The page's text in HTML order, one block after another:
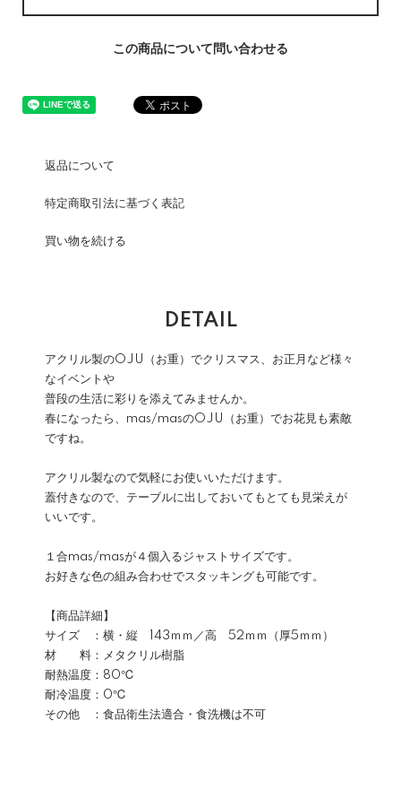
この商品について問い合わせる
返品について
特定商取引法に基づく表記
買い物を続ける
DETAIL
アクリル製のOJU（お重）でクリスマス、お正月など様々
なイベントや
普段の生活に彩りを添えてみませんか。
春になったら、mas/masのOJU（お重）でお花見も素敵
ですね。
アクリル製なので気軽にお使いいただけます。
蓋付きなので、テーブルに出しておいてもとても見栄えが
いいです。
１合mas/masが４個入るジャストサイズです。
お好きな色の組み合わせでスタッキングも可能です。
【商品詳細】
サイズ ：横・縦 143ｍｍ／高 52ｍｍ（厚5ｍｍ）
材 料：メタクリル樹脂
耐熱温度：80℃
耐冷温度：0℃
その他 ：食品衛生法適合・食洗機は不可